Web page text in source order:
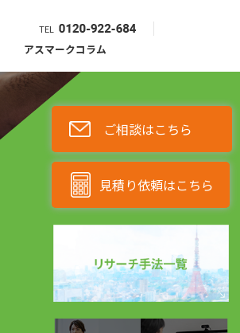
TEL
アスマークコラム
見積り依頼はこちら
ご相談はこちら